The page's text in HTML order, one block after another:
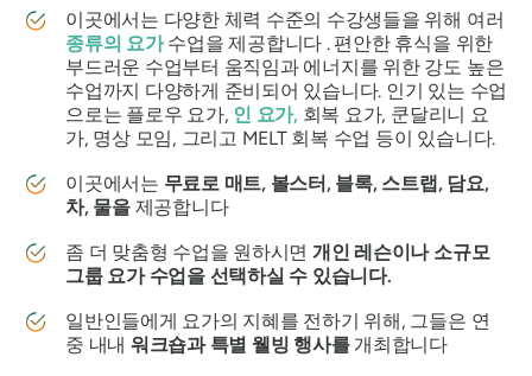
이곳에서는 다양한 체력 수준의 수강생들을 위해 여러
종류의 요가 수업을 제공합니다 . 편안한 휴식을 위한
부드러운 수업부터 움직임과 에너지를 위한 강도 높은
수업까지 다양하게 준비되어 있습니다. 인기 있는 수업
으로는 플로우 요가, 인 요가,회복 요가, 쿤달리니 요
가, 명상 모임, 그리고 MELT 회복 수업 등이 있습니다.
이곳에서는 무료로 매트, 볼스터, 블록, 스트랩, 담요,
차, 물을제공합니다
좀 더 맞춤형 수업을 원하시면 개인 레슨이나 소규모
그룹 요가 수업을 선택하실 수 있습니다.
일반인들에게 요가의 지혜를 전하기 위해, 그들은 연
중 내내 워크숍과 특별 웰빙 행사를 개최합니다